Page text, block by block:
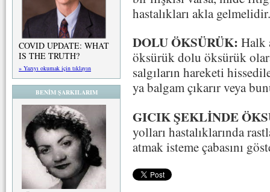
COVID UPDATE: WHAT
IS THE TRUTH?
» Yazıyı okumak için tıklayın
BENİM ŞARKILARIM
hastalıkları akla gelmelidir.
DOLU ÖKSÜRÜK: Halk
öksürük dolu öksürük
salgıların hareketi
ya balgam çıkarır veya
GICIK ŞEKLİNDE
yolları hastalıklarında
atmak isteme çabasını